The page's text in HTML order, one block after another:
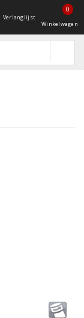
Verlanglijst
0
Winkelwagen